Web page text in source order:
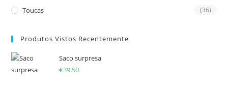
Toucas (36)
Produtos Vistos Recentemente
Saco surpresa
€39.50